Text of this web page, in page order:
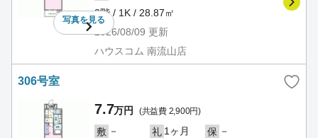
写真を見る
3階 / 1K / 28.87㎡
2026/08/09 更新
ハウスコム 南流山店
306号室
7.7万円 (共益費 2,900円)
敷 － 礼 1ヶ月 保 －